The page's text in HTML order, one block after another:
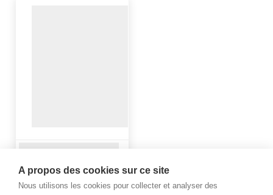
A propos des cookies sur ce site
Nous utilisons les cookies pour collecter et analyser des